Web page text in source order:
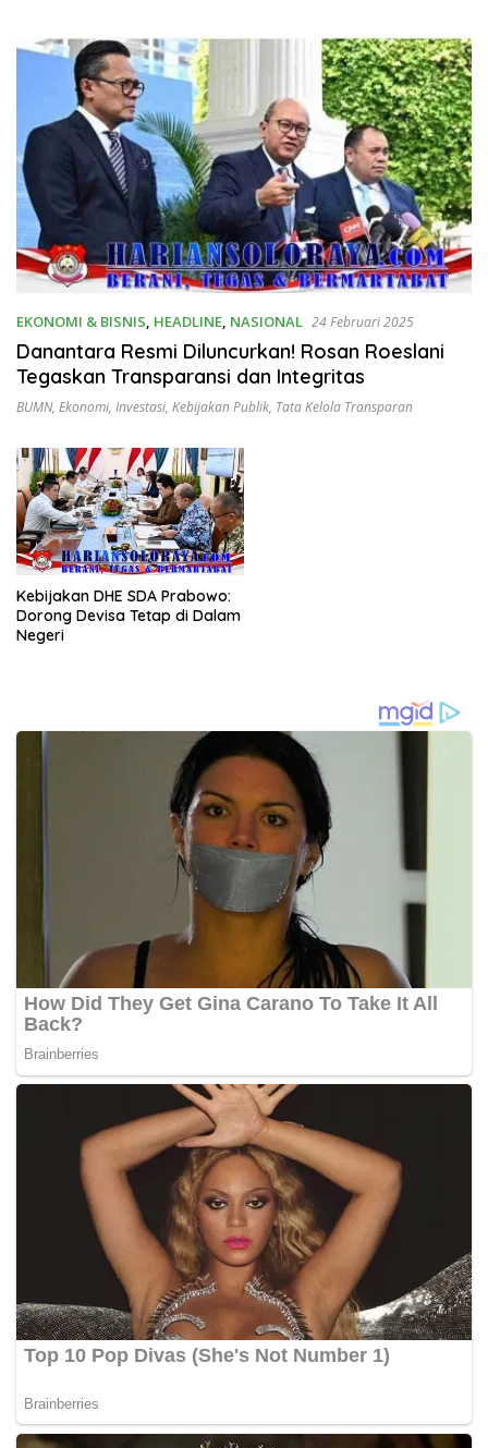
EKONOMI & BISNIS, HEADLINE, NASIONAL 24 Februari 2025
Danantara Resmi Diluncurkan! Rosan Roeslani
Tegaskan Transparansi dan Integritas
BUMN, Ekonomi, Investasi, Kebijakan Publik, Tata Kelola Transparan
Kebijakan DHE SDA Prabowo:
Dorong Devisa Tetap di Dalam
Negeri